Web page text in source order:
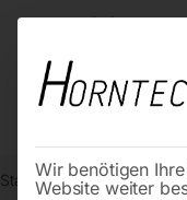
Start
Wir benötigen
Website weiter